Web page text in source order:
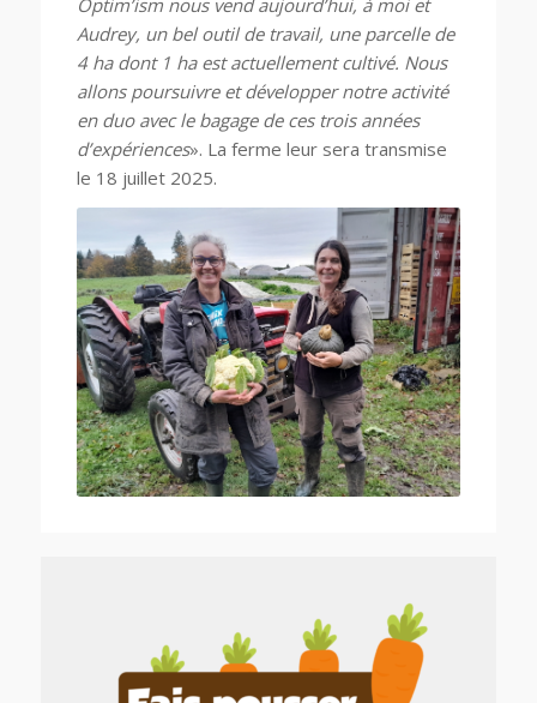
Optim’ism nous vend aujourd’hui, à moi et
Audrey, un bel outil de travail, une parcelle de
4 ha dont 1 ha est actuellement cultivé. Nous
allons poursuivre et développer notre activité
en duo avec le bagage de ces trois années
d’expériences». La ferme leur sera transmise
le 18 juillet 2025.